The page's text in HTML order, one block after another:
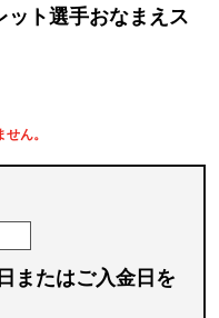
ット選手おなまえス
ん。
またはご入金日を